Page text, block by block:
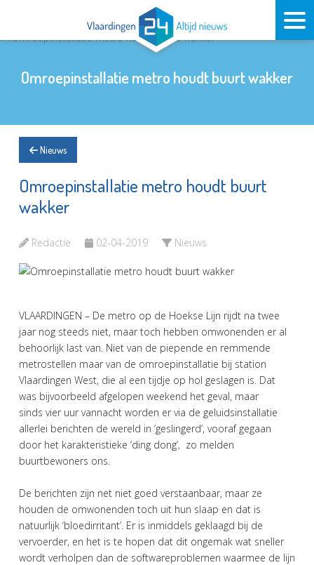
Omroepinstallatie metro houdt buurt wakker
Nieuws
Omroepinstallatie metro houdt buurt
wakker
Redactie 02-04-2019 Nieuws
VLAARDINGEN – De metro op de Hoekse Lijn rijdt na twee
jaar nog steeds niet, maar toch hebben omwonenden er al
behoorlijk last van. Niet van de piepende en remmende
metrostellen maar van de omroepinstallatie bij station
Vlaardingen West, die al een tijdje op hol geslagen is. Dat
was bijvoorbeeld afgelopen weekend het geval, maar
sinds vier uur vannacht worden er via de geluidsinstallatie
allerlei berichten de wereld in ‘geslingerd’, vooraf gegaan
door het karakteristieke ‘ding dong’, zo melden
buurtbewoners ons.
De berichten zijn net niet goed verstaanbaar, maar ze
houden de omwonenden toch uit hun slaap en dat is
natuurlijk ‘bloedirritant’. Er is inmiddels geklaagd bij de
vervoerder, en het is te hopen dat dit ongemak wat sneller
wordt verholpen dan de softwareproblemen waarmee de lijn